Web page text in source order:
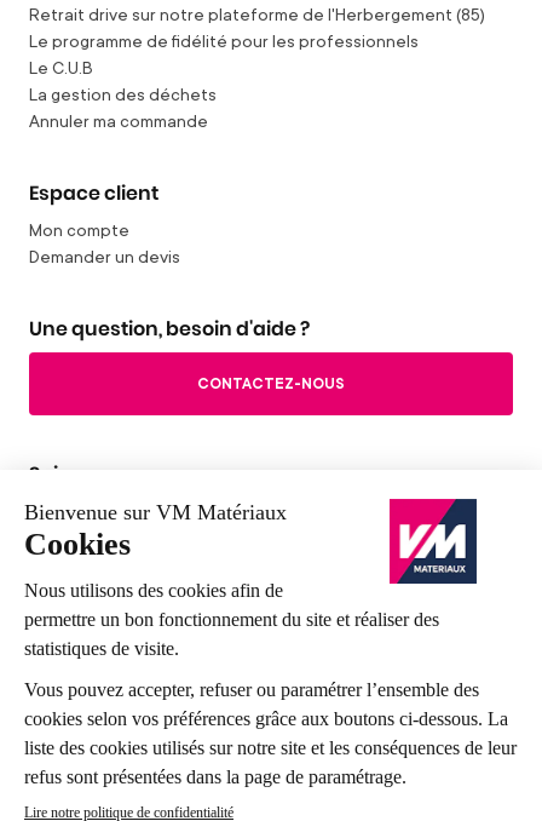
Retrait drive sur notre plateforme de l'Herbergement (85)
Le programme de fidélité pour les professionnels
Le C.U.B
La gestion des déchets
Annuler ma commande
Espace client
Mon compte
Demander un devis
Une question, besoin d'aide ?
CONTACTEZ-NOUS
Suivez-nous